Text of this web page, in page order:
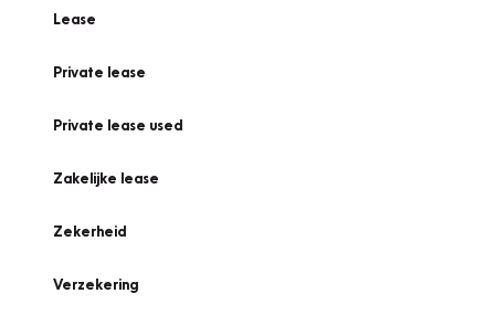
Lease
Private lease
Private lease used
Zakelijke lease
Zekerheid
Verzekering